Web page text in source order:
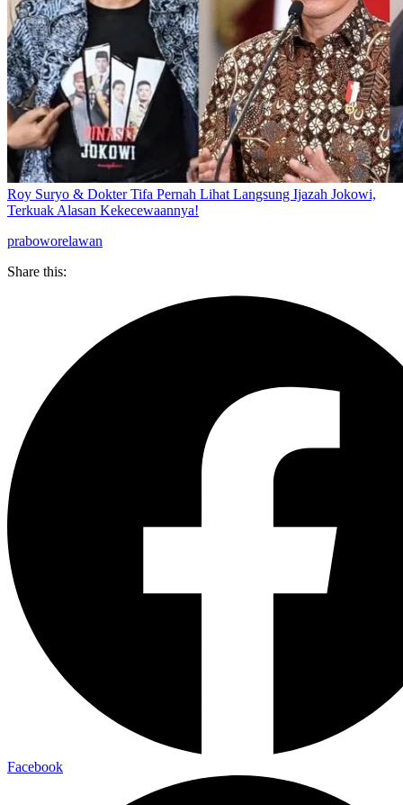
Roy Suryo & Dokter Tifa Pernah Lihat Langsung Ijazah Jokowi,
Terkuak Alasan Kekecewaannya!
praboworelawan
Share this:
Facebook